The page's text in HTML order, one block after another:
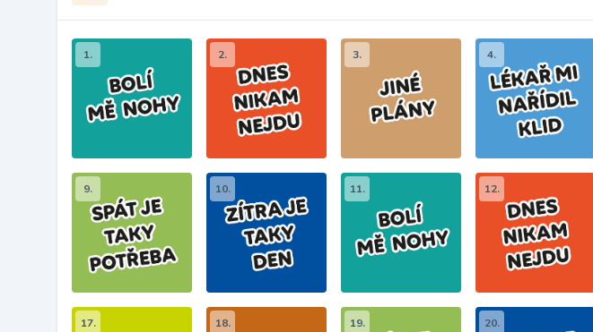
1. 2. 3. 4.
9. 10. 11. 12.
17. 18. 19. 20.